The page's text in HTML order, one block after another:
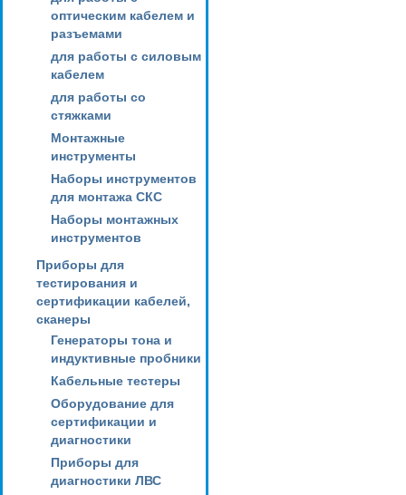
оптическим кабелем и
разъемами
для работы с силовым
кабелем
для работы со
стяжками
Монтажные
инструменты
Наборы инструментов
для монтажа СКС
Наборы монтажных
инструментов
Приборы для
тестирования и
сертификации кабелей,
сканеры
Генераторы тона и
индуктивные пробники
Кабельные тестеры
Оборудование для
сертификации и
диагностики
Приборы для
диагностики ЛВС